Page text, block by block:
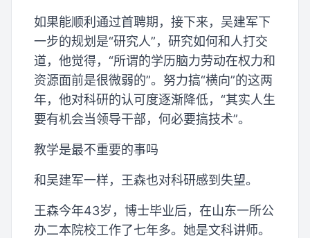
如果能顺利通过首聘期，接下来，吴建军下
一步的规划是“研究人”，研究如何和人打交
道，他觉得，“所谓的学历脑力劳动在权力和
资源面前是很微弱的”。努力搞“横向”的这两
年，他对科研的认可度逐渐降低，“其实人生
要有机会当领导干部，何必要搞技术”。
教学是最不重要的事吗
和吴建军一样，王森也对科研感到失望。
王森今年43岁，博士毕业后，在山东一所公
办二本院校工作了七年多。她是文科讲师。